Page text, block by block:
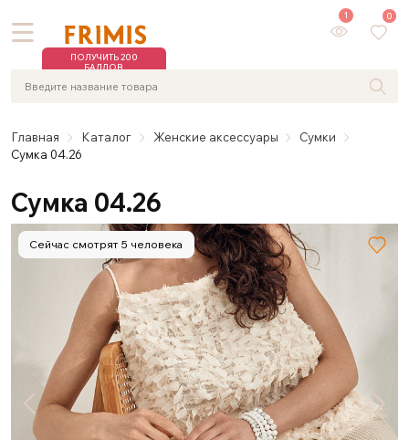
ПОЛУЧИТЬ 200
БАЛЛОВ
1 0
Главная Каталог Женские аксессуары
Сумки
Сумка 04.26
Сумка 04.26
Сейчас смотрят 5 человека